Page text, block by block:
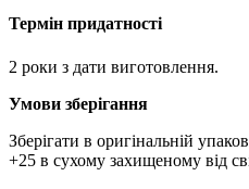
Термін придатності
2 роки з дати виготовлення.
Умови зберігання
Зберігати в оригінальній
+25 в сухому захищеному від